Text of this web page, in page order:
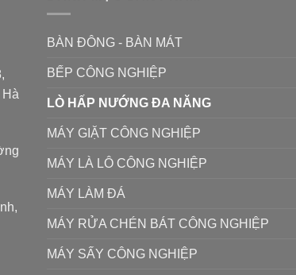
BÀN ĐÔNG - BÀN MÁT
BẾP CÔNG NGHIỆP
LÒ HẤP NƯỚNG ĐA NĂNG
MÁY GIẶT CÔNG NGHIỆP
MÁY LÀ LÔ CÔNG NGHIỆP
MÁY LÀM ĐÁ
MÁY RỬA CHÉN BÁT CÔNG NGHIỆP
MÁY SẤY CÔNG NGHIỆP